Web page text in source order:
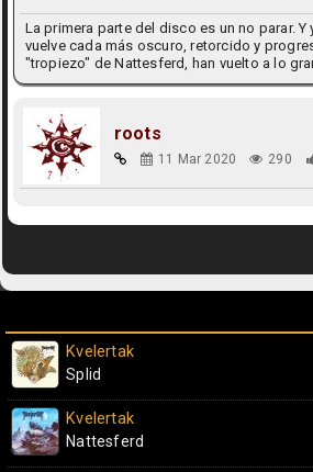
La primera parte del disco es un no parar. Y
vuelve cada más oscuro, retorcido y
"tropiezo" de Nattesferd, han vuelto a lo
roots
11 Mar 2020 290
Kvelertak
Splid
Kvelertak
Nattesferd